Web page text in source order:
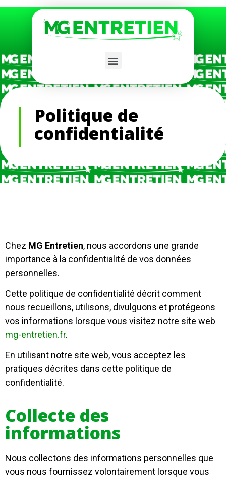
Politique de
confidentialité
Chez MG Entretien, nous accordons une grande
importance à la confidentialité de vos données
personnelles.
Cette politique de confidentialité décrit comment
nous recueillons, utilisons, divulguons et protégeons
vos informations lorsque vous visitez notre site web
mg-entretien.fr.
En utilisant notre site web, vous acceptez les
pratiques décrites dans cette politique de
confidentialité.
Collecte des
informations
Nous collectons des informations personnelles que
vous nous fournissez volontairement lorsque vous